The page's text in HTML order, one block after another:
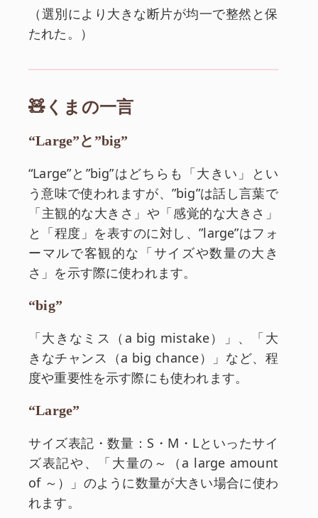
和訳:
（選別により大きな断片が均一で整然と保
たれた。
）
🧸くまの一言
“Large”と”big”
“Large”と”big”はどちらも「大きい」とい
う意味で使われますが、”big”は話し言葉で
「主観的な大きさ」や「感覚的な大きさ」
と「程度」を表すのに対し、”large”はフォ
ーマルで客観的な「サイズや数量の大き
さ」を示す際に使われます。
“big”
「大きなミス（a big mistake）」、「大
きなチャンス（a big chance）」など、程
度や重要性を示す際にも使われます。
“Large”
サイズ表記・数量：S・M・Lといったサイ
ズ表記や、「大量の～（a large amount
of ～）」のように数量が大きい場合に使わ
れます。